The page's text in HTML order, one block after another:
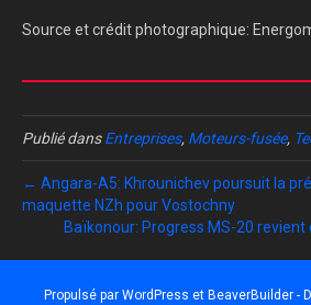
Source et crédit photographique:
Publié dansEntreprises, Moteurs-fusée,
← Angara-A5: Khrounichev poursuit la
maquette NZh pour Vostochny
Baïkonour: Progress MS-20
Propulsé par WordPress et BeaverBuilder -